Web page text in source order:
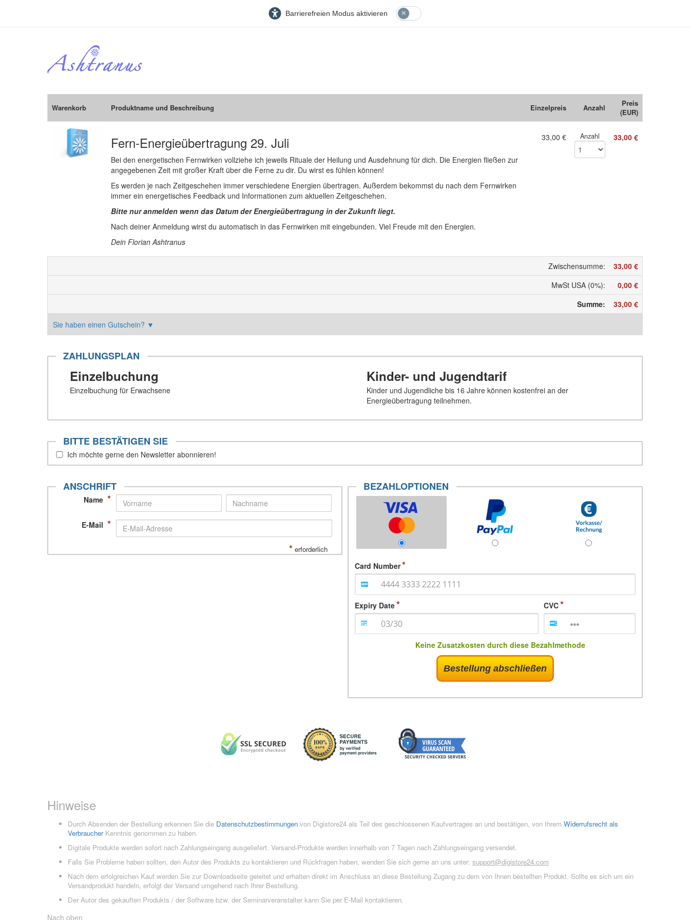
Barrierefreien Modus aktivieren
Warenkorb Produktname und Beschreibung Einzelpreis Anzahl
Preis
(EUR)
Fern-Energieübertragung 29. Juli
Bei den energetischen Fernwirken vollziehe ich jeweils Rituale der Heilung und Ausdehnung für dich. Die Energien fließen zur
angegebenen Zeit mit großer Kraft über die Ferne zu dir. Du wirst es fühlen können!
Es werden je nach Zeitgeschehen immer verschiedene Energien übertragen. Außerdem bekommst du nach dem Fernwirken
immer ein energetisches Feedback und Informationen zum aktuellen Zeitgeschehen.
Bitte nur anmelden wenn das Datum der Energieübertragung in der Zukunft liegt.
Nach deiner Anmeldung wirst du automatisch in das Fernwirken mit eingebunden. Viel Freude mit den Energien.
Dein Florian Ashtranus
33,00 € Anzahl 33,00 €
Zwischensumme:
33,00 €
MwSt USA (0%):
0,00 €
Summe:
33,00 €
Sie haben einen Gutschein? ▼
ZAHLUNGSPLAN
Einzelbuchung
Einzelbuchung für Erwachsene
Kinder- und Jugendtarif
Kinder und Jugendliche bis 16 Jahre können kostenfrei an der
Energieübertragung teilnehmen.
BITTE BESTÄTIGEN SIE
Ich möchte gerne den Newsletter abonnieren!
ANSCHRIFT
Name *
E-Mail *
* erforderlich
BEZAHLOPTIONEN
Card Number
Expiry Date CVC
Keine Zusatzkosten durch diese Bezahlmethode
Bestellung abschließen
Hinweise
Durch Absenden der Bestellung erkennen Sie die Datenschutzbestimmungen von Digistore24 als Teil des geschlossenen Kaufvertrages an und bestätigen, von Ihrem Widerrufsrecht als
VerbraucherKenntnis genommen zu haben.
Digitale Produkte werden sofort nach Zahlungseingang ausgeliefert. Versand-Produkte werden innerhalb von 7 Tagen nach Zahlungseingang versendet.
Falls Sie Probleme haben sollten, den Autor des Produkts zu kontaktieren und Rückfragen haben, wenden Sie sich gerne an uns unter: support@digistore24.com
Nach dem erfolgreichen Kauf werden Sie zur Downloadseite geleitet und erhalten direkt im Anschluss an diese Bestellung Zugang zu dem von Ihnen bestellten Produkt. Sollte es sich um ein
Versandprodukt handeln, erfolgt der Versand umgehend nach Ihrer Bestellung.
Der Autor des gekauften Produkts / der Software bzw. der Seminarveranstalter kann Sie per E-Mail kontaktieren.
Nach oben